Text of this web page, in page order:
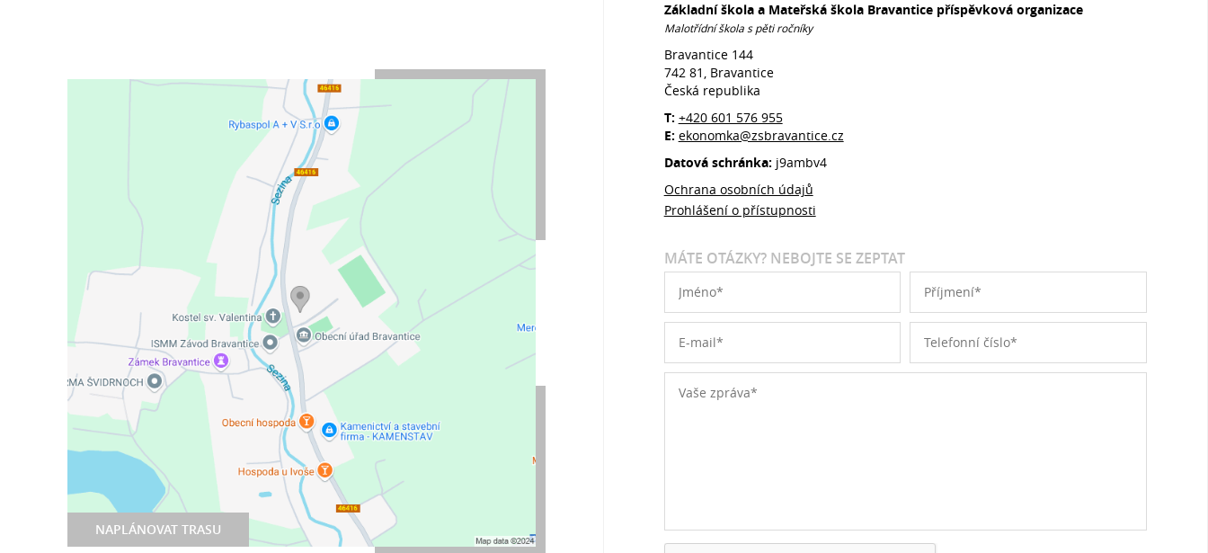
NAPLÁNOVAT TRASU
Základní škola a Mateřská škola Bravantice příspěvková organizace
Malotřídní škola s pěti ročníky
Bravantice 144
742 81, Bravantice
Česká republika
T: +420 601 576 955
E: ekonomka@zsbravantice.cz
Datová schránka: j9ambv4
Ochrana osobních údajů
Prohlášení o přístupnosti
MÁTE OTÁZKY? NEBOJTE SE ZEPTAT